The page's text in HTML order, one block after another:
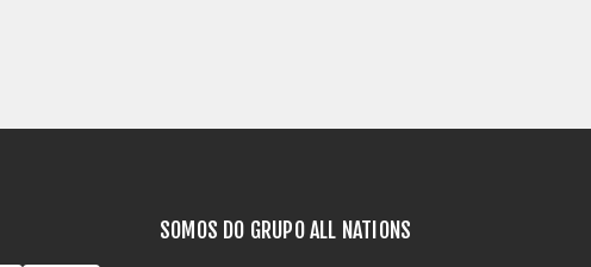
SOMOS DO GRUPO ALL NATIONS